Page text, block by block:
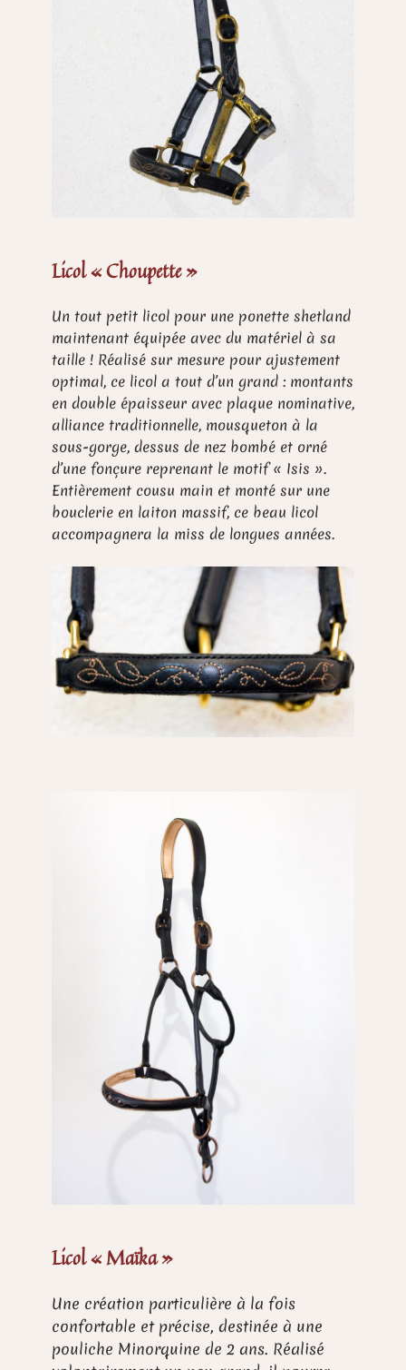
Licol « Choupette »
Un tout petit licol pour une ponette shetland
maintenant équipée avec du matériel à sa
taille ! Réalisé sur mesure pour ajustement
optimal, ce licol a tout d’un grand : montants
en double épaisseur avec plaque nominative,
alliance traditionnelle, mousqueton à la
sous-gorge, dessus de nez bombé et orné
d’une fonçure reprenant le motif « Isis ».
Entièrement cousu main et monté sur une
bouclerie en laiton massif, ce beau licol
accompagnera la miss de longues années.
Licol « Maïka »
Une création particulière à la fois
confortable et précise, destinée à une
pouliche Minorquine de 2 ans. Réalisé